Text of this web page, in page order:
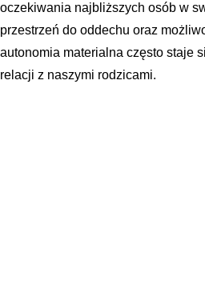
oczekiwania najbliższych osób w
przestrzeń do oddechu oraz
autonomia materialna często staje
relacji z naszymi rodzicami.